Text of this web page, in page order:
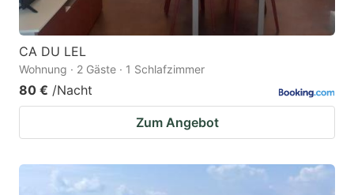
CA DU LEL
Wohnung · 2 Gäste · 1 Schlafzimmer
80 € /Nacht
Zum Angebot